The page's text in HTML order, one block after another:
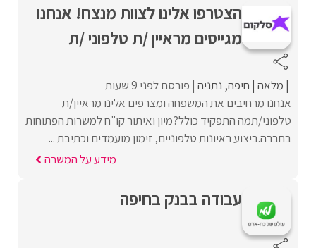
הצטרפו אלינו לצוות מנצח! אנחנו
מגייסים מראיין /ת טלפוני /ת
מלאה חיפה נתניה פורסם לפני 9 שעות
אנחנו מרחיבים את המשפחה ומצרפים אלינו מראיין/ת
טלפוני/תמה התפקיד כולל?מיון ואיתור קו"ח למשרות הפתוחות
בחברה.ביצוע ראיונות טלפוניים, זימון מועמדים וכתיבת ...
מידע על המשרה
עבודה בבנק בחיפה